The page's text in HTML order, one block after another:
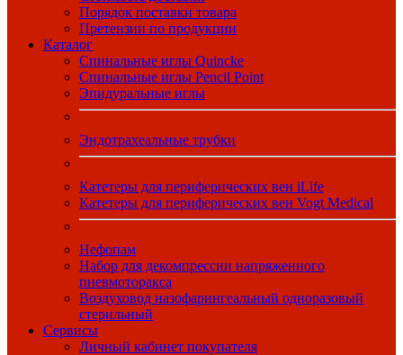
Порядок поставки товара
Претензии по продукции
Каталог
Спинальные иглы Quincke
Спинальные иглы Pencil Point
Эпидуральные иглы
Эндотрахеальные трубки
Катетеры для периферических вен iLife
Катетеры для периферических вен Vogt Medical
Нефопам
Набор для декомпрессии напряженного
пневмоторакса
Воздуховод назофарингеальный одноразовый
стерильный
Сервисы
Личный кабинет покупателя